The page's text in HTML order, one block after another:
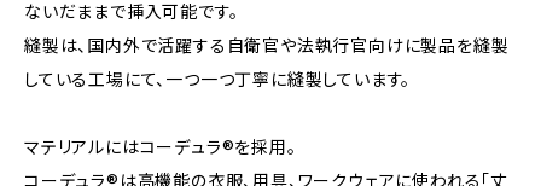
ないだままで挿入可能です。
縫製は、国内外で活躍する自衛官や法執行官向けに製品を縫製
している工場にて、一つ一つ丁寧に縫製しています。
マテリアルにはコーデュラ®を採用。
コーデュラ®は高機能の衣服、用具、ワークウェアに使われる｢丈